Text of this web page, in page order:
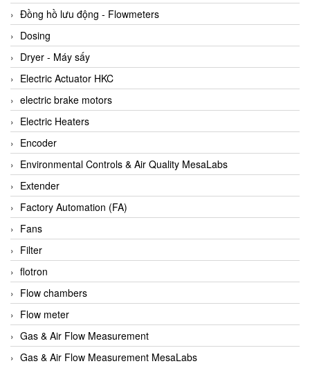
AND Vietnam
ANDERSON-NEGELE
ANDILOG Technologies Vietnam
Anritsu
ANTEC S.A
Antico pumps
Anybus/ HMS
AOBEN
Apex Dynamics Vietnam
Apex Dynamics Vietnam
Apiste
APLISENS VietNam
Apollo Fire
Appleton
AQ Matic
Aqualabo Vietnam
Aquametro
Đồng hồ lưu động - Flowmeters
Dosing
Dryer - Máy sấy
Electric Actuator HKC
electric brake motors
Electric Heaters
Encoder
Environmental Controls & Air Quality MesaLabs
Extender
Factory Automation (FA)
Fans
Filter
flotron
Flow chambers
Flow meter
Gas & Air Flow Measurement
Gas & Air Flow Measurement MesaLabs